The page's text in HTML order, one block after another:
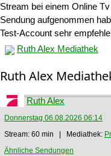
Stream bei einem Online
Sendung aufgenommen
Test-Account sehr
Ruth Alex Mediathek
Ruth Alex
Ruth Alex
Donnerstag 06.08.2026 06:14
Stream: 60 min | Mediathek:
Ähnliche Sendungen